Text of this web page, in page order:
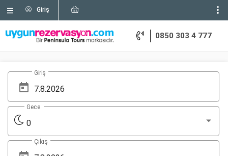
Giriş
0850 303 4 777
Giriş
0
Gece
Çıkış